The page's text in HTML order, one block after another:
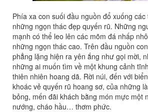
Phía xa con suối đầu nguồn đổ xuống
những ngọn thác đẹp quyến rũ. Những
mạnh có thể leo lên các mõm đá nhấp
những ngọn thác cao. Trên đầu nguồn
phẳng lặng hiện ra yên ắng như gọi mời,
những ai muốn tìm về một khung cảnh
thiên nhiên hoang dã. Rời núi, đến với
khoác vẻ quyến rũ hoang sơ, của những
bỏng, mến đãi khách bằng món mực một
nướng, cháo hầu… thơm phức.